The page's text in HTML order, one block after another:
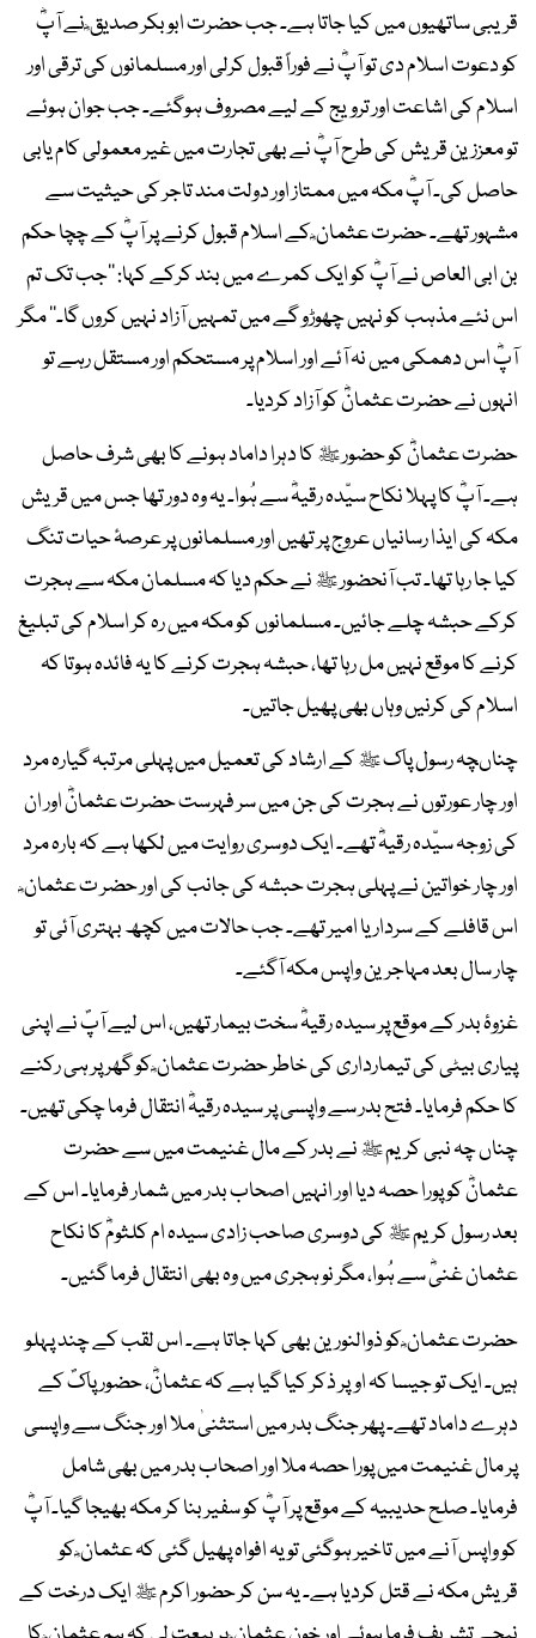
قریبی ساتھیوں میں کیا جاتا ہے۔ جب حضرت ابوبکر صدیق ؓ نے آپؓ
کو دعوت اسلام دی تو آپؓ نے فوراً قبول کرلی اور مسلمانوں کی ترقی اور
اسلام کی اشاعت اور ترویج کے لیے مصروف ہوگئے۔ جب جوان ہوئے
تو معززین قریش کی طرح آپؓ نے بھی تجارت میں غیر معمولی کام یابی
حاصل کی۔ آپؓ مکہ میں ممتاز اور دولت مند تاجر کی حیثیت سے
مشہور تھے۔ حضرت عثمان ؓ کے اسلام قبول کرنے پر آپؓ کے چچا حکم
بن ابی العاص نے آپؓ کو ایک کمرے میں بند کرکے کہا: ’’جب تک تم
اس نئے مذہب کو نہیں چھوڑو گے میں تمہیں آزاد نہیں کروں گا۔‘‘ مگر
آپؓ اس دھمکی میں نہ آئے اور اسلام پر مستحکم اور مستقل رہے تو
انہوں نے حضرت عثمانؓ کو آزاد کردیا۔
حضرت عثمانؓ کو حضور ﷺ کا دہرا داماد ہونے کا بھی شرف حاصل
ہے۔ آپؓ کا پہلا نکاح سیّدہ رقیہؓ سے ہُوا۔ یہ وہ دور تھا جس میں قریش
مکہ کی ایذا رسانیاں عروج پر تھیں اور مسلمانوں پر عرصۂ حیات تنگ
کیا جا رہا تھا۔ تب آنحضور ﷺ نے حکم دیا کہ مسلمان مکہ سے ہجرت
کرکے حبشہ چلے جائیں۔ مسلمانوں کو مکہ میں رہ کر اسلام کی تبلیغ
کرنے کا موقع نہیں مل رہا تھا، حبشہ ہجرت کرنے کا یہ فائدہ ہوتا کہ
اسلام کی کرنیں وہاں بھی پھیل جاتیں۔
چناںچہ رسول پاک ﷺ کے ارشاد کی تعمیل میں پہلی مرتبہ گیارہ مرد
اور چار عورتوں نے ہجرت کی جن میں سر فہرست حضرت عثمانؓ اور ان
کی زوجہ سیّدہ رقیہؓ تھے۔ ایک دوسری روایت میں لکھا ہے کہ بارہ مرد
اور چار خواتین نے پہلی ہجرت حبشہ کی جانب کی اور حضر ت عثمان ؓ
اس قافلے کے سردار یا امیر تھے۔ جب حالات میں کچھ بہتری آئی تو
چار سال بعد مہاجرین واپس مکہ آگئے۔
غزوۂ بدر کے موقع پر سیدہ رقیہؓ سخت بیمار تھیں، اس لیے آپؐ نے اپنی
پیاری بیٹی کی تیمارداری کی خاطر حضرت عثمان ؓ کو گھر پر ہی رکنے
کا حکم فرمایا۔ فتح بدر سے واپسی پر سیدہ رقیہؓ انتقال فرما چکی تھیں۔
چناں چہ نبی کریم ﷺ نے بدر کے مال غنیمت میں سے حضرت
عثمانؓ کو پورا حصہ دیا اور انہیں اصحاب بدر میں شمار فرمایا۔ اس کے
بعد رسول کریم ﷺ کی دوسری صاحب زادی سیدہ ام کلثومؓ کا نکاح
عثمان غنیؓ سے ہُوا، مگر نو ہجری میں وہ بھی انتقال فرما گئیں۔
حضرت عثمان ؓ کو ذوالنورین بھی کہا جاتا ہے۔ اس لقب کے چند پہلو
ہیں۔ ایک تو جیسا کہ اوپر ذکر کیا گیا ہے کہ عثمانؓ، حضور پاکؐ کے
دہرے داماد تھے۔ پھر جنگ بدر میں استثنیٰ ملا اور جنگ سے واپسی
پر مال غنیمت میں پورا حصہ ملا اور اصحاب بدر میں بھی شامل
فرمایا۔ صلح حدیبیہ کے موقع پر آپؓ کو سفیر بنا کر مکہ بھیجا گیا۔ آپؓ
کو واپس آنے میں تاخیر ہوگئی تو یہ افواہ پھیل گئی کہ عثمان ؓ کو
قریش مکہ نے قتل کردیا ہے۔ یہ سن کر حضور اکرم ﷺ ایک درخت کے